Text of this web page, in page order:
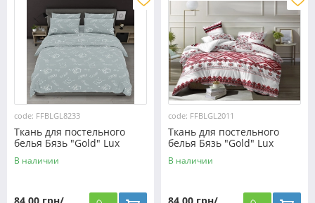
code: FFBLGL8233
Ткань для постельного
белья Бязь "Gold" Lux
GL8233
В наличии
code: FFBLGL2011
Ткань для постельного
белья Бязь "Gold" Lux
"Украинский орнамент"
GL2011
В наличии